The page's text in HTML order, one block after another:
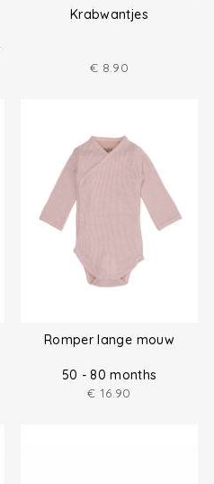
Krabwantjes
€ 8.90
Romper lange mouw
50 - 80 months
€ 16.90